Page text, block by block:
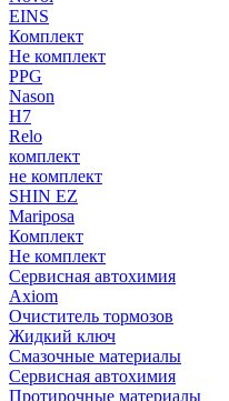
EINS
Комплект
Не комплект
PPG
Nason
H7
Relo
комплект
не комплект
SHIN EZ
Mariposa
Комплект
Не комплект
Сервисная автохимия
Axiom
Очиститель тормозов
Жидкий ключ
Смазочные материалы
Сервисная автохимия
Протирочные материалы